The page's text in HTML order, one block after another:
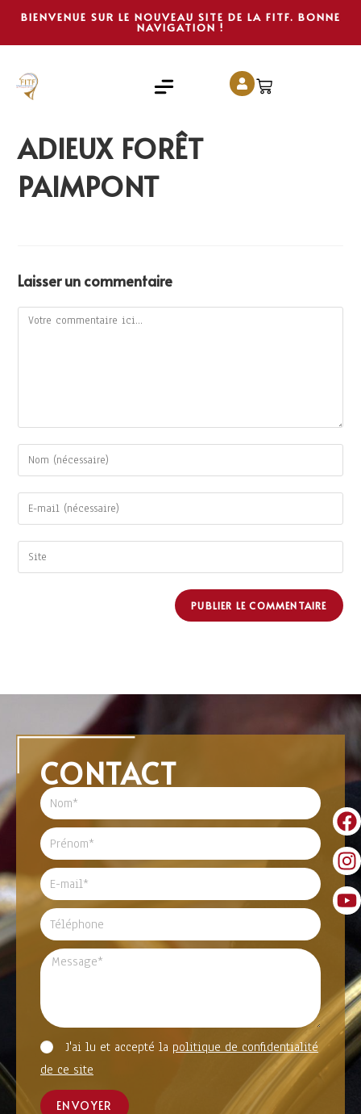
BIENVENUE SUR LE NOUVEAU SITE DE LA FITF. BONNE
NAVIGATION !
ADIEUX FORÊT
PAIMPONT
Laisser un commentaire
CONTACT
J'ai lu et accepté la politique de confidentialité
de ce site
ENVOYER